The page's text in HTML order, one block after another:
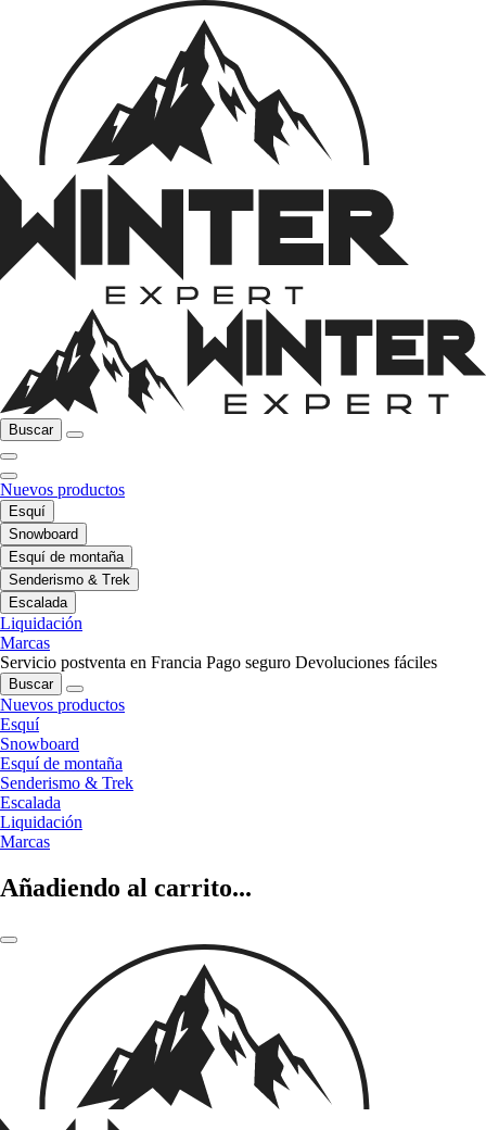
Buscar
Nuevos productos
Esquí
Snowboard
Esquí de montaña
Senderismo & Trek
Escalada
Liquidación
Marcas
Servicio postventa en Francia Pago seguro Devoluciones fáciles
Buscar
Nuevos productos
Esquí
Snowboard
Esquí de montaña
Senderismo & Trek
Escalada
Liquidación
Marcas
Añadiendo al carrito...